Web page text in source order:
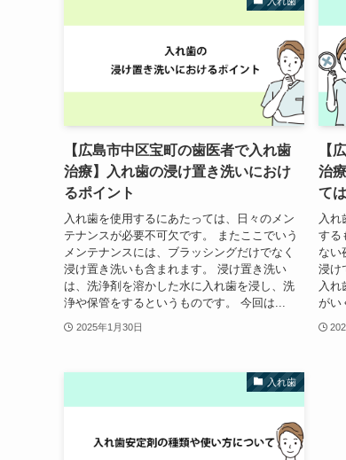
【広島市中区宝町の歯医者で入れ歯
治療】入れ歯の浸け置き洗いにおけ
るポイント
入れ歯を使用するにあたっては、日々のメン
テナンスが必要不可欠です。 またここでいう
メンテナンスには、ブラッシングだけでなく
浸け置き洗いも含まれます。 浸け置き洗い
は、洗浄剤を溶かした水に入れ歯を浸し、洗
浄や保管をするというものです。 今回は...
2025年1月30日
【
治
て
入
する
ない
浸け
入
がい
入れ歯